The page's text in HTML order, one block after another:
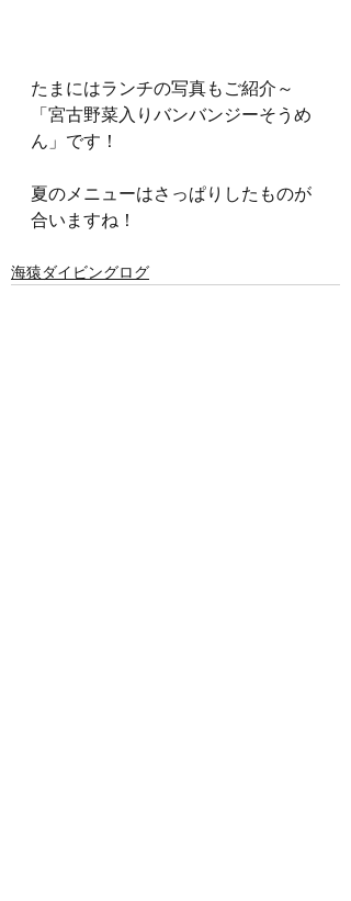
たまにはランチの写真もご紹介～
「宮古野菜入りバンバンジーそうめ
ん」です！
夏のメニューはさっぱりしたものが
合いますね！
海猿ダイビングログ